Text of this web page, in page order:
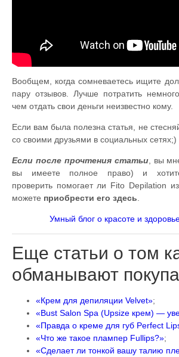
Вообщем, когда сомневаетесь ищите
пару отзывов. Лучше потратить
чем отдать свои деньги неизвестно кому.
Если вам была полезна статья, не
со своими друзьями в социальных сетях;)
Если после прочтения статьи, вы
вы имеете полное право) и хотите
проверить помогает ли Fito Depilation
можете приобрести его здесь
Умный блог о красоте и
Еще статьи о том
обманывают
«Крем для депиляции Velvet»;
«Bust Salon Spa (Upsize крем) —
«Правда о креме для губ Perfect
«Что же такое плампер Fullips?»;
«Сделает ли тонкой вашу талию